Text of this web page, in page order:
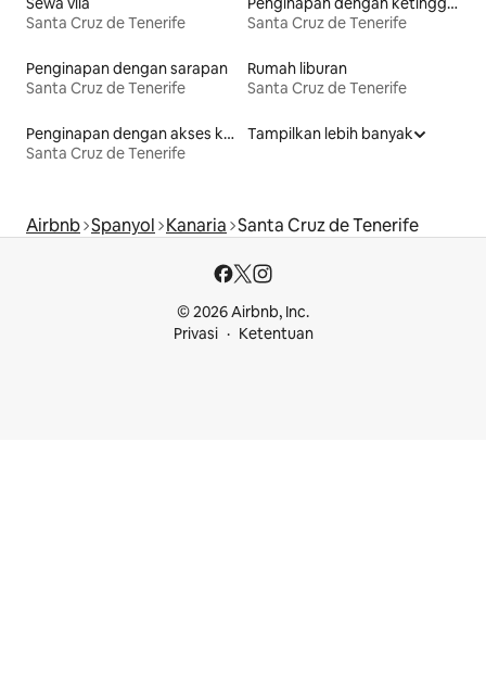
Santa Cruz de Tenerife
Santa Cruz de Tenerife
Penginapan dengan sarapan
Santa Cruz de Tenerife
Rumah liburan
Santa Cruz de Tenerife
Penginapan dengan akses ke pantai
Santa Cruz de Tenerife
Tampilkan lebih banyak
Airbnb Spanyol Kanaria Santa Cruz de Tenerife
© 2026 Airbnb, Inc.
Privasi
Ketentuan